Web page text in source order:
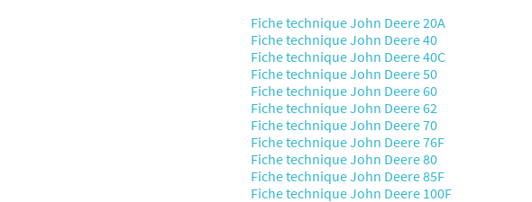
Fiche technique John Deere 20A
Fiche technique John Deere 40
Fiche technique John Deere 40C
Fiche technique John Deere 50
Fiche technique John Deere 60
Fiche technique John Deere 62
Fiche technique John Deere 70
Fiche technique John Deere 76F
Fiche technique John Deere 80
Fiche technique John Deere 85F
Fiche technique John Deere 100F